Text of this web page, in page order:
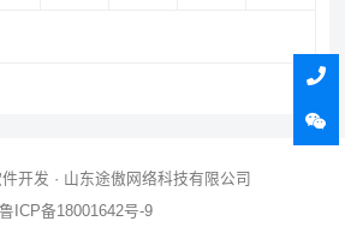
开发 · 山东途傲网络科技有限公司
鲁ICP备18001642号-9